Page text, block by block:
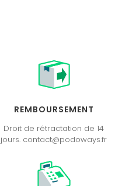
REMBOURSEMENT
Droit de rétractation de 14
jours. contact@podoways.fr